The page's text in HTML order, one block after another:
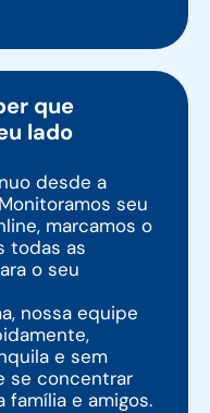
que
lado
desde a
seu
marcamos o
todas as
o seu
nossa equipe
e sem
se concentrar
família e amigos.